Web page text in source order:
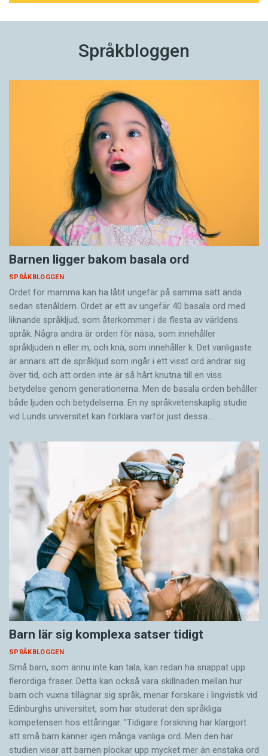
Språkbloggen
Barnen ligger bakom basala ord
SPRÅKBLOGGEN
Ordet för mamma kan ha låtit ungefär på samma sätt ända
sedan stenåldern. Ordet är ett av ungefär 40 basala ord med
liknande språkljud, som återkommer i de flesta av världens
språk. Några andra är orden för näsa, som innehåller
språkljuden n eller m, och knä, som innehåller k. Det vanligaste
är annars att de språkljud som ingår i ett visst ord ändrar sig
över tid, och att orden inte är så hårt knutna till en viss
betydelse genom generationerna. Men de basala orden behåller
både ljuden och betydelserna. En ny språkvetenskaplig studie
vid Lunds universitet kan förklara varför just dessa…
Barn lär sig komplexa satser tidigt
SPRÅKBLOGGEN
Små barn, som ännu inte kan tala, kan redan ha snappat upp
flerordiga fraser. Detta kan också vara skillnaden mellan hur
barn och vuxna tillägnar sig språk, menar forskare i lingvistik vid
Edinburghs universitet, som har studerat den språkliga
kompetensen hos ettåringar. ”Tidigare forskning har klargjort
att små barn känner igen många vanliga ord. Men den här
studien visar att barnen plockar upp mycket mer än enstaka ord